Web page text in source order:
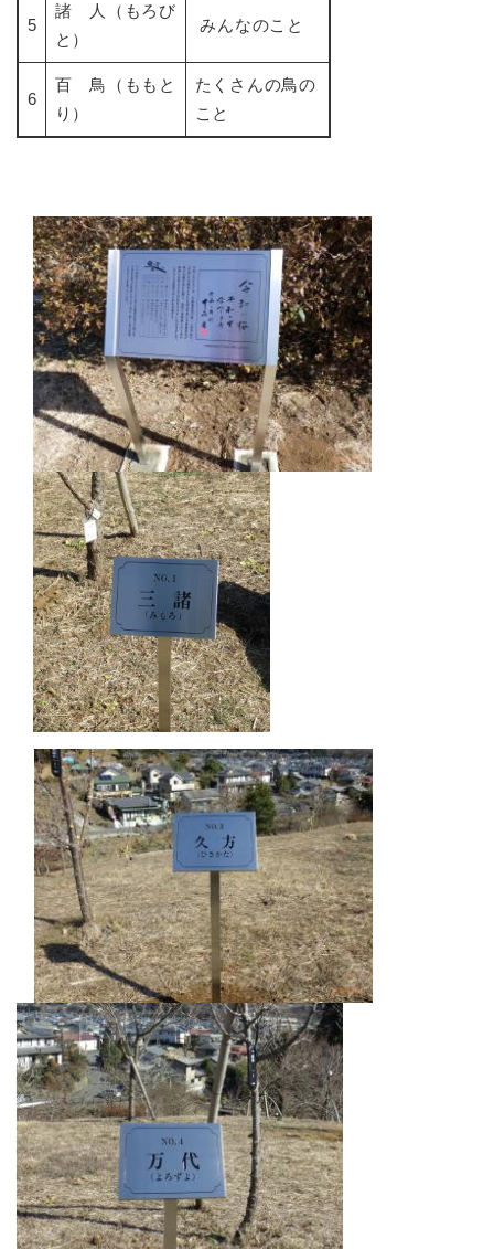
5
諸 人（もろび
と）
みんなのこと
6
百 鳥（ももと
り）
たくさんの鳥の
こと